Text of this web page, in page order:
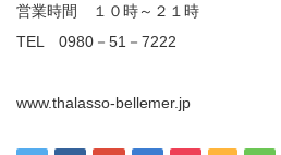
営業時間 １０時～２１時
TEL 0980－51－7222
www.thalasso-bellemer.jp